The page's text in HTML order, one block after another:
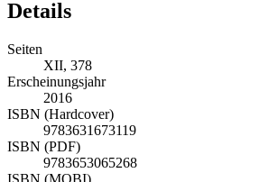
Details
Seiten
XII, 378
Erscheinungsjahr
2016
ISBN (Hardcover)
9783631673119
ISBN (PDF)
9783653065268
ISBN (MOBI)